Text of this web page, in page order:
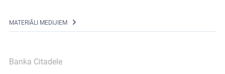
MATERIĀLI MEDIJIEM
Banka Citadele